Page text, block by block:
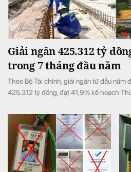
Giải ngân 425.312 tỷ
trong 7 tháng đầu năm
Theo Bộ Tài chính, giải ngân từ đầu
425.312 tỷ đồng, đạt 41,9% kế hoạch